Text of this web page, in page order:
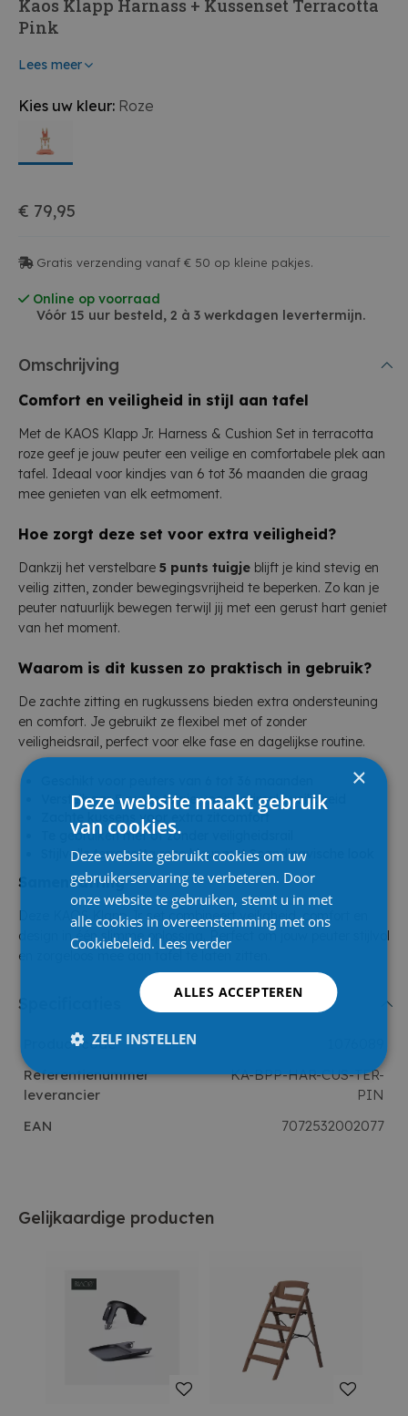
Kaos Klapp Harnass + Kussenset Terracotta
Pink
Lees meer
Kies uw kleur: Roze
€ 79,95
Gratis verzending vanaf € 50 op kleine pakjes.
Online op voorraad
Vóór 15 uur besteld, 2 à 3 werkdagen levertermijn.
Omschrijving
Comfort en veiligheid in stijl aan tafel
Met de KAOS Klapp Jr. Harness & Cushion Set in terracotta
roze geef je jouw peuter een veilige en comfortabele plek aan
tafel. Ideaal voor kindjes van 6 tot 36 maanden die graag
mee genieten van elk eetmoment.
Hoe zorgt deze set voor extra veiligheid?
Dankzij het verstelbare 5 punts tuigje blijft je kind stevig en
veilig zitten, zonder bewegingsvrijheid te beperken. Zo kan je
peuter natuurlijk bewegen terwijl jij met een gerust hart geniet
van het moment.
Waarom is dit kussen zo praktisch in gebruik?
De zachte zitting en rugkussens bieden extra ondersteuning
en comfort. Je gebruikt ze flexibel met of zonder
veiligheidsrail, perfect voor elke fase en dagelijkse routine.
Verstelbaar 5 punts tuigje voor optimale veiligheid
Zachte kussens voor extra zitcomfort
Te gebruiken met of zonder veiligheidsrail
Stijlvolle terracotta roze kleur met Scandinavische look
Samenvatting
Deze KAOS Klapp Jr. set combineert veiligheid, comfort en
design in één slimme oplossing. Perfect om jouw peuter stijlvol
en zorgeloos mee aan tafel te laten zitten.
Specificaties
Product code
Referentienummer
leverancier
KA-BPP-HAR-CUS-TER-
PIN
EAN
7072532002077
Gelijkaardige producten
×
Deze website maakt gebruik
van cookies.
Deze website gebruikt cookies om uw
gebruikerservaring te verbeteren. Door
onze website te gebruiken, stemt u in met
alle cookies in overeenstemming met ons
Cookiebeleid. Lees verder
ALLES ACCEPTEREN
ZELF INSTELLEN